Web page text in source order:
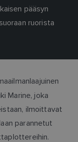
pääsyn
ruorista
Marine, joka
ilmoittavat
parannetut